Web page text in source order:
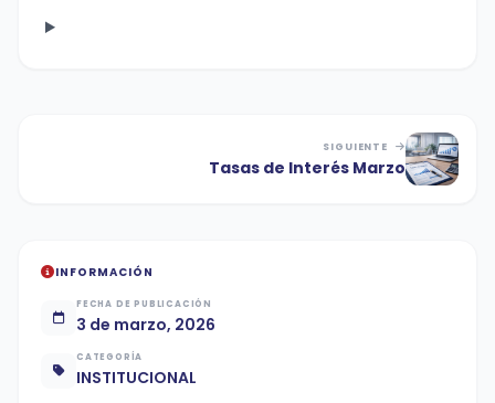
SIGUIENTE
Tasas de Interés Marzo
INFORMACIÓN
FECHA DE PUBLICACIÓN
3 de marzo, 2026
CATEGORÍA
INSTITUCIONAL